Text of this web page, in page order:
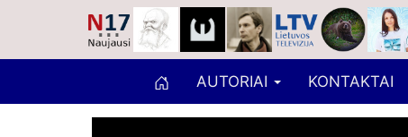
AUTORIAI KONTAKTAI